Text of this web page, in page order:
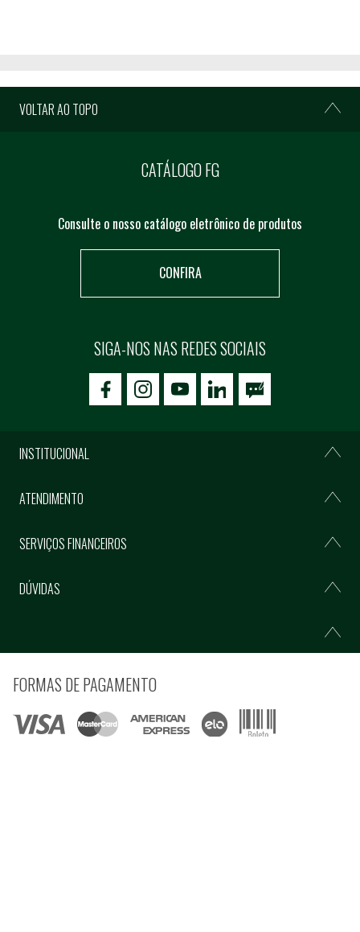
VOLTAR AO TOPO
CATÁLOGO FG
Consulte o nosso catálogo eletrônico de produtos
CONFIRA
SIGA-NOS NAS REDES SOCIAIS
icon-facebookicon-social02icon-social03
INSTITUCIONAL
ATENDIMENTO
SERVIÇOS FINANCEIROS
DÚVIDAS
FORMAS DE PAGAMENTO